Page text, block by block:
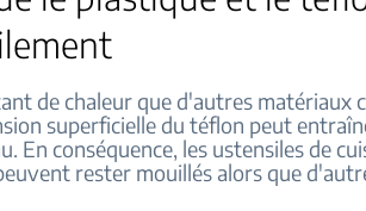
de chaleur que d'autres matériaux
superficielle du téflon peut
En conséquence, les ustensiles de
rester mouillés alors que